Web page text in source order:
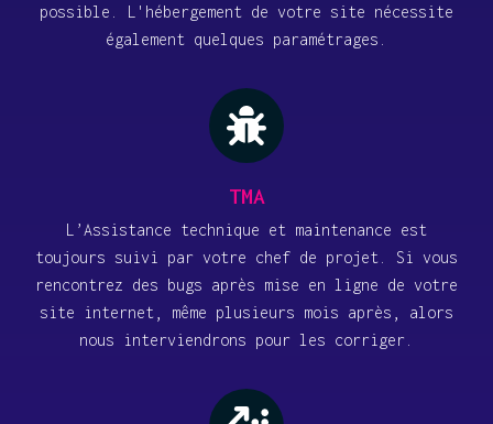
possible. L'hébergement de votre site nécessite
également quelques paramétrages.
TMA
L’Assistance technique et maintenance est
toujours suivi par votre chef de projet. Si vous
rencontrez des bugs après mise en ligne de votre
site internet, même plusieurs mois après, alors
nous interviendrons pour les corriger.